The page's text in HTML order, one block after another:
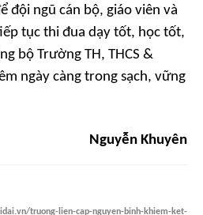
đội ngũ cán bộ, giáo viên và
tục thi đua dạy tốt, học tốt,
bộ Trường TH, THCS &
ngày càng trong sạch, vững
Nguyễn Khuyên
truong-lien-cap-nguyen-binh-khiem-ket-